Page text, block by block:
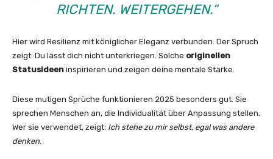
RICHTEN. WEITERGEHEN.“
Hier wird Resilienz mit königlicher Eleganz verbunden. Der Spruch
zeigt: Du lässt dich nicht unterkriegen. Solche originellen
Statusideen inspirieren und zeigen deine mentale Stärke.
Diese mutigen Sprüche funktionieren 2025 besonders gut. Sie
sprechen Menschen an, die Individualität über Anpassung stellen.
Wer sie verwendet, zeigt: Ich stehe zu mir selbst, egal was andere
denken